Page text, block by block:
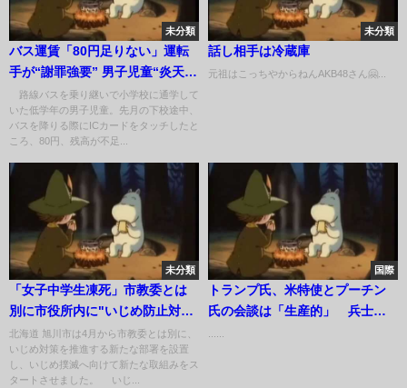
未分類
バス運賃「80円足りない」運転
手が“謝罪強要” 男子児童“炎天
下”2時間歩いて帰宅【スーパーJ
チャンネル】(2024年8月5日)
路線バスを乗り継いで小学校に通学して
いた低学年の男子児童。先月の下校途中、
バスを降りる際にICカードをタッチしたと
ころ、80円、残高が不足...
未分類
話し相手は冷蔵庫
元祖はこっちやからねんAKB48さん🤗...
未分類
「女子中学生凍死」市教委とは
別に市役所内に"いじめ防止対策
推進部"を設置…児童生徒らがア
プリで相談できる仕組みも 旭川
市 (23/04/04 19:00)
北海道 旭川市は4月から市教委とは別に、
いじめ対策を推進する新たな部署を設置
し、いじめ撲滅へ向けて新たな取組みをス
タートさせました。 いじ...
国際
トランプ氏、米特使とプーチン
氏の会談は「生産的」 兵士救